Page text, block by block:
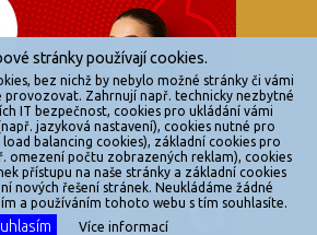
© 2026
zkouknoutfilm.cz
práva vyhrazena.
by
Reklama
Sítě
Redakce
je bez souhlasu provozovatele zakázáno.
stránky používají cookies.
bez nichž by nebylo možné stránky či vámi
provozovat. Zahrnují např. technicky nezbytné
IT bezpečnost, cookies pro ukládání vámi
jazyková nastavení), cookies nutné pro
balancing cookies), základní cookies pro
omezení počtu zobrazených reklam), cookies
přístupu na naše stránky a základní cookies
nových řešení stránek. Neukládáme žádné
a používáním tohoto webu s tím souhlasíte.
Více informací